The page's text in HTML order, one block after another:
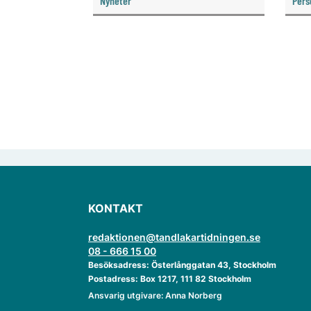
KONTAKT
redaktionen@tandlakartidningen.se
08 - 666 15 00
Besöksadress: Österlånggatan 43, Stockholm
Postadress: Box 1217, 111 82 Stockholm
Ansvarig utgivare: Anna Norberg